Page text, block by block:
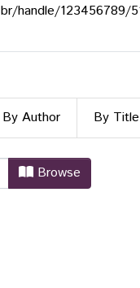
handle/123456789/
By Author By Title
by
Browse